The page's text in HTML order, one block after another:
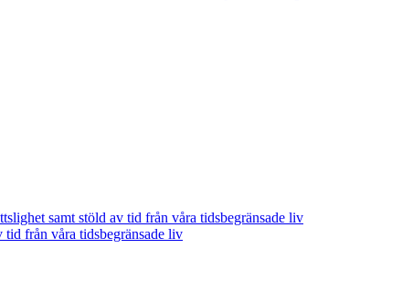
samt stöld av tid från våra tidsbegränsade liv
från våra tidsbegränsade liv